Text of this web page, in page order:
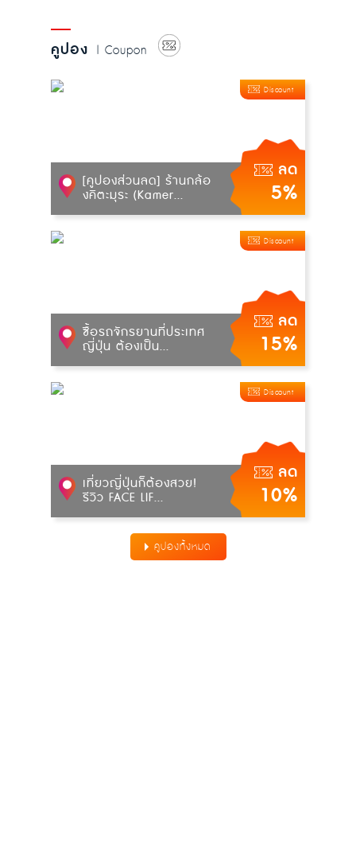
คูปอง | Coupon
ลด
5%
Discount
[คูปองส่วนลด] ร้านกล้อ
งคิตะมุระ (Kamer...
ลด
15%
Discount
ซื้อรถจักรยานที่ประเทศ
ญี่ปุ่น ต้องเป็น...
ลด
10%
Discount
เที่ยวญี่ปุ่นก็ต้องสวย!
รีวิว FACE LIF...
คูปองทั้งหมด